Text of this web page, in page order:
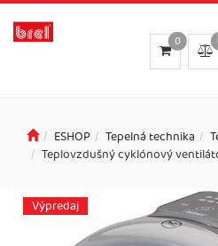
0
ESHOP Tepelná technika
Teplovzdušný cyklónový
Výpredaj